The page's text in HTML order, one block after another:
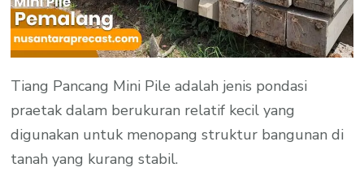
Tiang Pancang Mini Pile adalah jenis pondasi
praetak dalam berukuran relatif kecil yang
digunakan untuk menopang struktur bangunan di
tanah yang kurang stabil.